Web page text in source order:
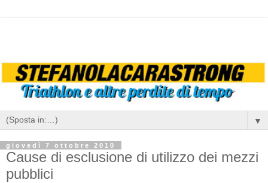
▼
giovedì 7 ottobre 2010
Cause di esclusione di utilizzo dei mezzi
pubblici